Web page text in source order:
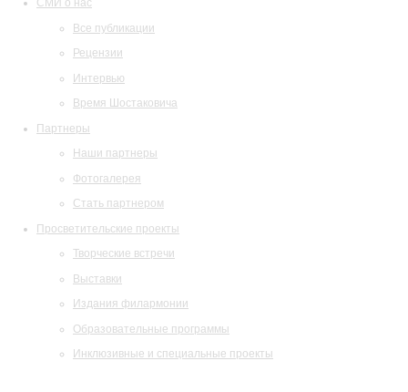
СМИ о нас
Все публикации
Рецензии
Интервью
Время Шостаковича
Партнеры
Наши партнеры
Фотогалерея
Стать партнером
Просветительские проекты
Творческие встречи
Выставки
Издания филармонии
Образовательные программы
Инклюзивные и специальные проекты